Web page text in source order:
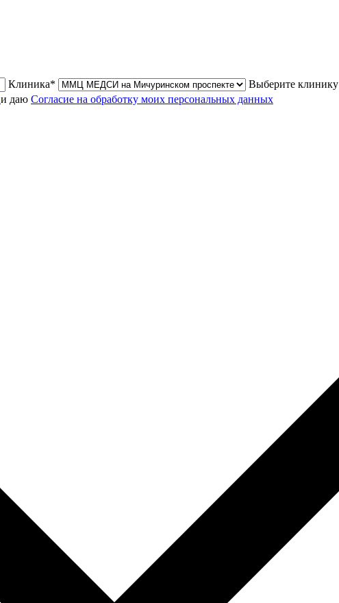
Клиника*
Выберите клинику
и даю Согласие на обработку моих персональных данных